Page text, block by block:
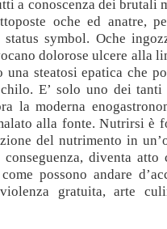
a conoscenza dei brutali
oche ed anatre,
symbol. Oche
dolorose ulcere alla
una steatosi epatica che
E’ solo uno dei tanti
la moderna
alla fonte. Nutrirsi è
del nutrimento in
diventa atto
possono andare
gratuita, arte